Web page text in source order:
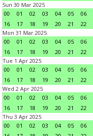
Sun 30 Mar 2025
00
01 02 03 04 05 06
16
17 18 19 20 21 22
Mon 31 Mar 2025
00
01 02 03 04 05 06
16
17 18 19 20 21 22
Tue 1 Apr 2025
00
01 02 03 04 05 06
16
17 18 19 20 21 22
Wed 2 Apr 2025
00
01 02 03 04 05 06
16
17 18 19 20 21 22
Thu 3 Apr 2025
00
01 02 03 04 05 06